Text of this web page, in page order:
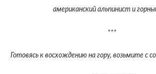
американский альпинист и
***
Готовясь к восхождению на гору, возьмите с